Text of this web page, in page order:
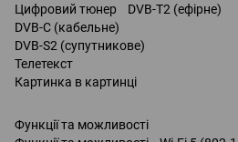
Цифровий тюнер DVB-T2 (ефірне)
DVB-C (кабельне)
DVB-S2 (супутникове)
Телетекст
Картинка в картинці
Функції та можливості